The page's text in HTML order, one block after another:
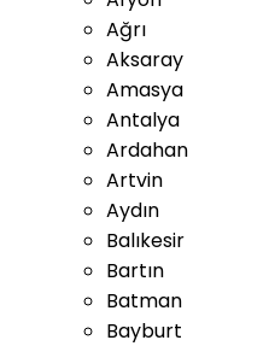
Ağrı
Aksaray
Amasya
Antalya
Ardahan
Artvin
Aydın
Balıkesir
Bartın
Batman
Bayburt